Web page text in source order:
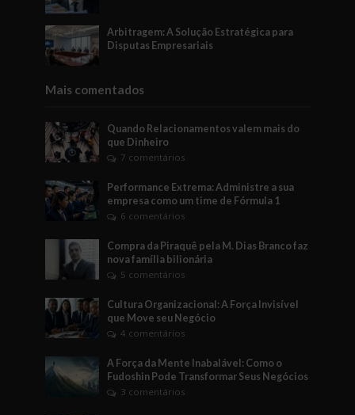
Arbitragem: A Solução Estratégica para
Disputas Empresariais
Mais comentados
Quando Relacionamentos valem mais do
que Dinheiro
7 comentários
Performance Extrema: Administre a sua
empresa como um time de Fórmula 1
6 comentários
Compra da Piraquê pela M. Dias Branco faz
nova família bilionária
5 comentários
Cultura Organizacional: A Força Invisível
que Move seu Negócio
4 comentários
A Força da Mente Inabalável: Como o
Fudoshin Pode Transformar Seus Negócios
3 comentários